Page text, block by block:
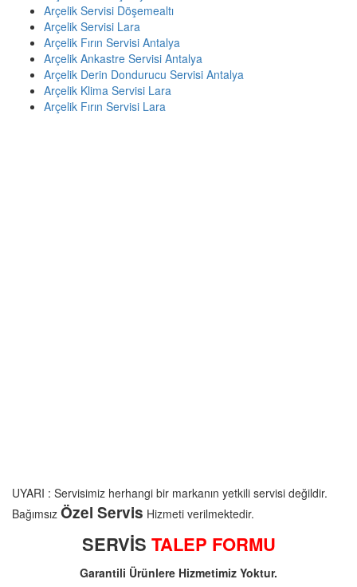
Arçelik Servisi Döşemealtı
Arçelik Servisi Lara
Arçelik Fırın Servisi Antalya
Arçelik Ankastre Servisi Antalya
Arçelik Derin Dondurucu Servisi Antalya
Arçelik Klima Servisi Lara
Arçelik Fırın Servisi Lara
UYARI : Servisimiz herhangi bir markanın yetkili servisi değildir.
Bağımsız Özel Servis Hizmeti verilmektedir.
SERVİS TALEP FORMU
Garantili Ürünlere Hizmetimiz Yoktur.